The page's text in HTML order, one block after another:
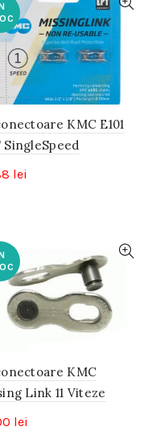
KMC E101
SingleSpeed
lei
KMC
Link 11 Viteze
lei